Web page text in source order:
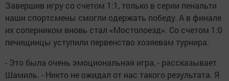
Завершив игру со счетом 1:1, только в серии пенальти
наши спортсмены смогли одержать победу. А в финале
их соперником вновь стал «Мостопоезд». Со счетом 1:0
печищинцы уступили первенство хозяевам турнира.
- Это была очень эмоциональная игра, - рассказывает
Шамиль. - Никто не ожидал от нас такого результата. Я